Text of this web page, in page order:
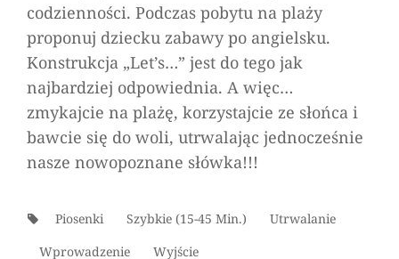
codzienności. Podczas pobytu na plaży
proponuj dziecku zabawy po angielsku.
Konstrukcja „Let’s…” jest do tego jak
najbardziej odpowiednia. A więc…
zmykajcie na plażę, korzystajcie ze słońca i
bawcie się do woli, utrwalając jednocześnie
nasze nowopoznane słówka!!!
Tags:
Piosenki Szybkie (15-45 Min.)
Utrwalanie
Wprowadzenie
Wyjście